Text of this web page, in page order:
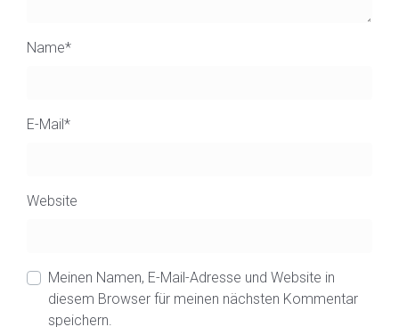
Name*
E-Mail*
Website
Meinen Namen, E-Mail-Adresse und Website in
diesem Browser für meinen nächsten Kommentar
speichern.